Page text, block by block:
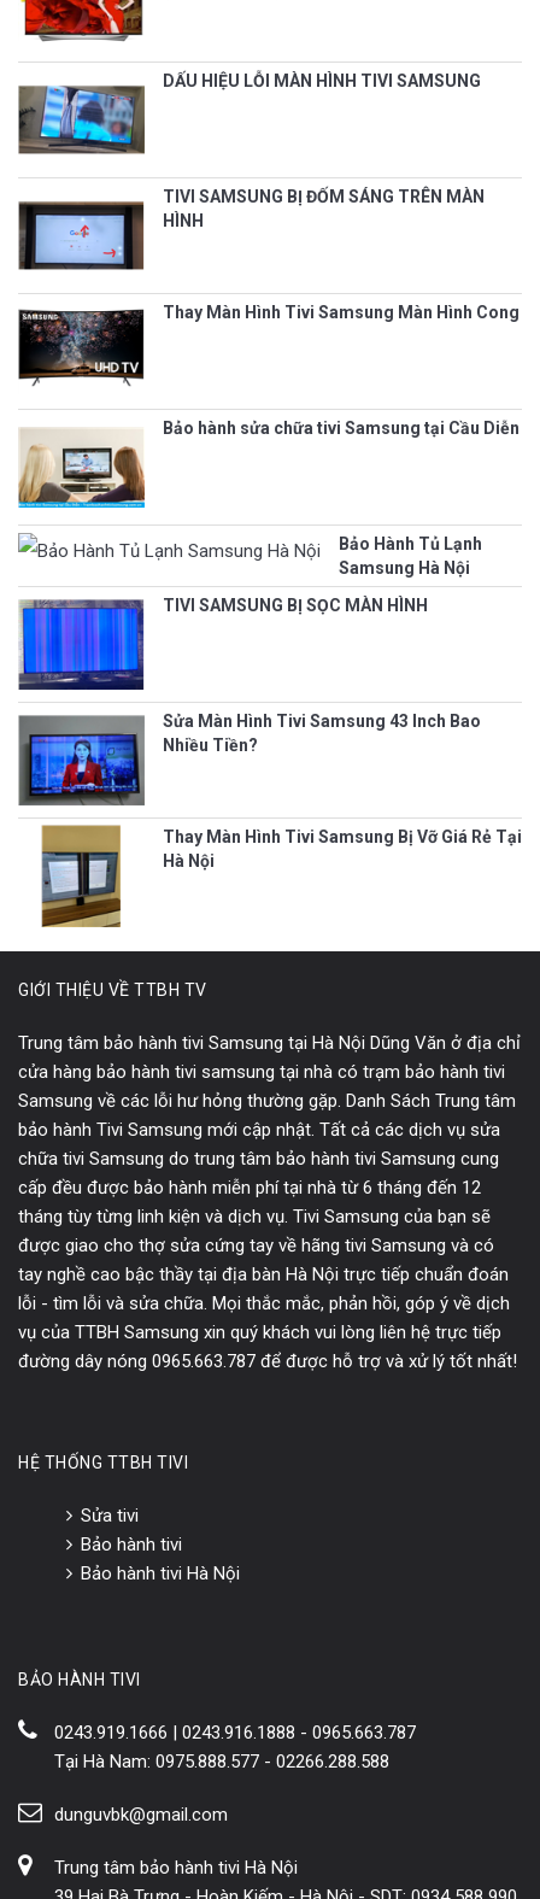
DẤU HIỆU LỖI MÀN HÌNH TIVI SAMSUNG
TIVI SAMSUNG BỊ ĐỐM SÁNG TRÊN MÀN
HÌNH
Thay Màn Hình Tivi Samsung Màn Hình Cong
Bảo hành sửa chữa tivi Samsung tại Cầu Diễn
Bảo Hành Tủ Lạnh
Samsung Hà Nội
TIVI SAMSUNG BỊ SỌC MÀN HÌNH
Sửa Màn Hình Tivi Samsung 43 Inch Bao
Nhiều Tiền?
Thay Màn Hình Tivi Samsung Bị Vỡ Giá Rẻ Tại
Hà Nội
GIỚI THIỆU VỀ TTBH TV
Trung tâm bảo hành tivi Samsung tại Hà Nội Dũng Văn ở địa chỉ
cửa hàng bảo hành tivi samsung tại nhà có trạm bảo hành tivi
Samsung về các lỗi hư hỏng thường gặp. Danh Sách Trung tâm
bảo hành Tivi Samsung mới cập nhật. Tất cả các dịch vụ sửa
chữa tivi Samsung do trung tâm bảo hành tivi Samsung cung
cấp đều được bảo hành miễn phí tại nhà từ 6 tháng đến 12
tháng tùy từng linh kiện và dịch vụ. Tivi Samsung của bạn sẽ
được giao cho thợ sửa cứng tay về hãng tivi Samsung và có
tay nghề cao bậc thầy tại địa bàn Hà Nội trực tiếp chuẩn đoán
lỗi - tìm lỗi và sửa chữa. Mọi thắc mắc, phản hồi, góp ý về dịch
vụ của TTBH Samsung xin quý khách vui lòng liên hệ trực tiếp
đường dây nóng 0965.663.787 để được hỗ trợ và xử lý tốt nhất!
HỆ THỐNG TTBH TIVI
Sửa tivi
Bảo hành tivi
Bảo hành tivi Hà Nội
BẢO HÀNH TIVI
0243.919.1666 | 0243.916.1888 - 0965.663.787
Tại Hà Nam: 0975.888.577 - 02266.288.588
dunguvbk@gmail.com
Trung tâm bảo hành tivi Hà Nội